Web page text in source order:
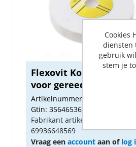
Flexovit Komslijpsteen
voor gereedschaps...
Artikelnummer: 1630495
Gtin: 3564653671798
Fabrikant artikel nummer:
69936648569
Vraag een accountaan of log
Cookies
diensten
gebruik
stem je